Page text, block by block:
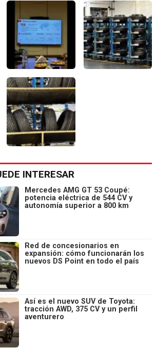
INTERESAR
Mercedes AMG GT 53 Coupé:
potencia eléctrica de 544 CV y
autonomía superior a 800 km
Red de concesionarios en
expansión: cómo funcionarán los
nuevos DS Point en todo el país
Así es el nuevo SUV de Toyota:
tracción AWD, 375 CV y un perfil
aventurero